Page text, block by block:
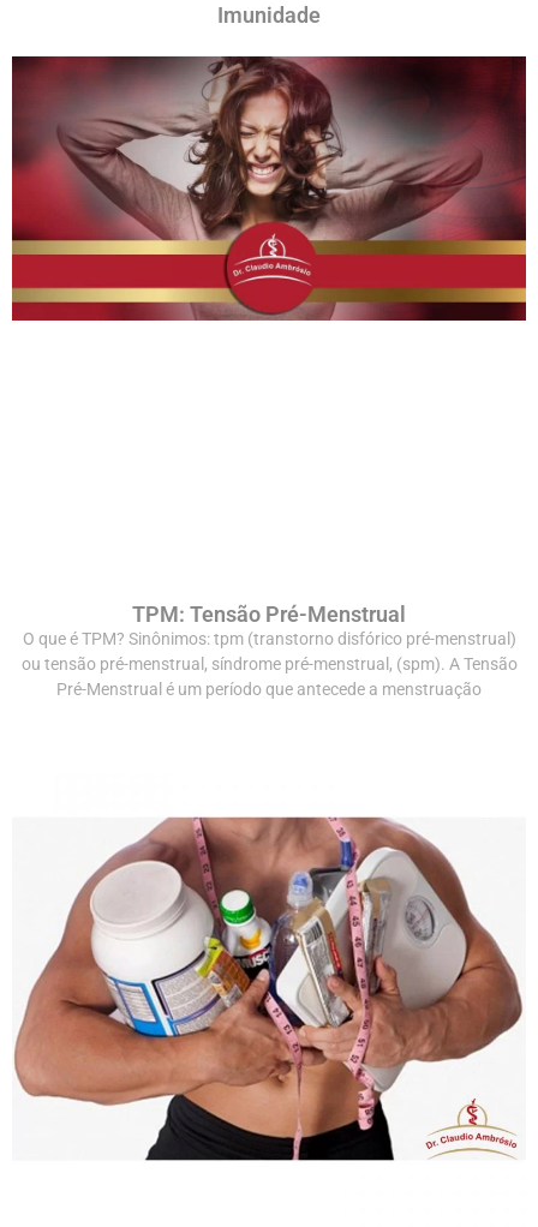
Imunidade
TPM: Tensão Pré-Menstrual
O que é TPM? Sinônimos: tpm (transtorno disfórico pré-menstrual)
ou tensão pré-menstrual, síndrome pré-menstrual, (spm). A Tensão
Pré-Menstrual é um período que antecede a menstruação